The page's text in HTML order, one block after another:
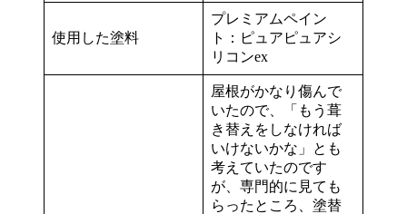
使用した塗料
プレミアムペイン
ト：ピュアピュアシ
リコンex
屋根がかなり傷んで
いたので、「もう葺
き替えをしなければ
いけないかな」とも
考えていたのです
が、専門的に見ても
らったところ、塗替